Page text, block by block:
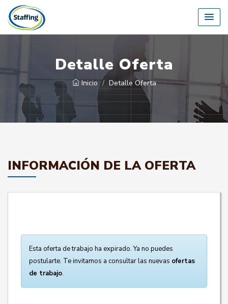
Detalle Oferta
Inicio Detalle Oferta
INFORMACIÓN DE LA OFERTA
Esta oferta de trabajo ha expirado. Ya no puedes
postularte. Te invitamos a consultar las nuevas ofertas
de trabajo.